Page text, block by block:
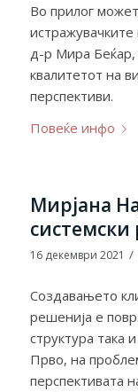
Во прилог
д-р Мира Беќар,
квалитетот на
перспективи.
Повеќе инфо
Мирјана
системски
16 декември 2021 /
Создавањето
решенија е
структура така
Прво, на
перспективата